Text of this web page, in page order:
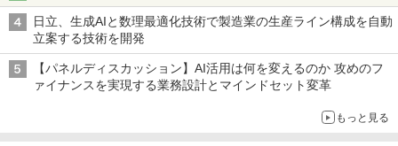
日立、生成AIと数理最適化技術で製造業の生産ライン構成を自動
立案する技術を開発
【パネルディスカッション】AI活用は何を変えるのか 攻めのフ
ァイナンスを実現する業務設計とマインドセット変革
もっと見る